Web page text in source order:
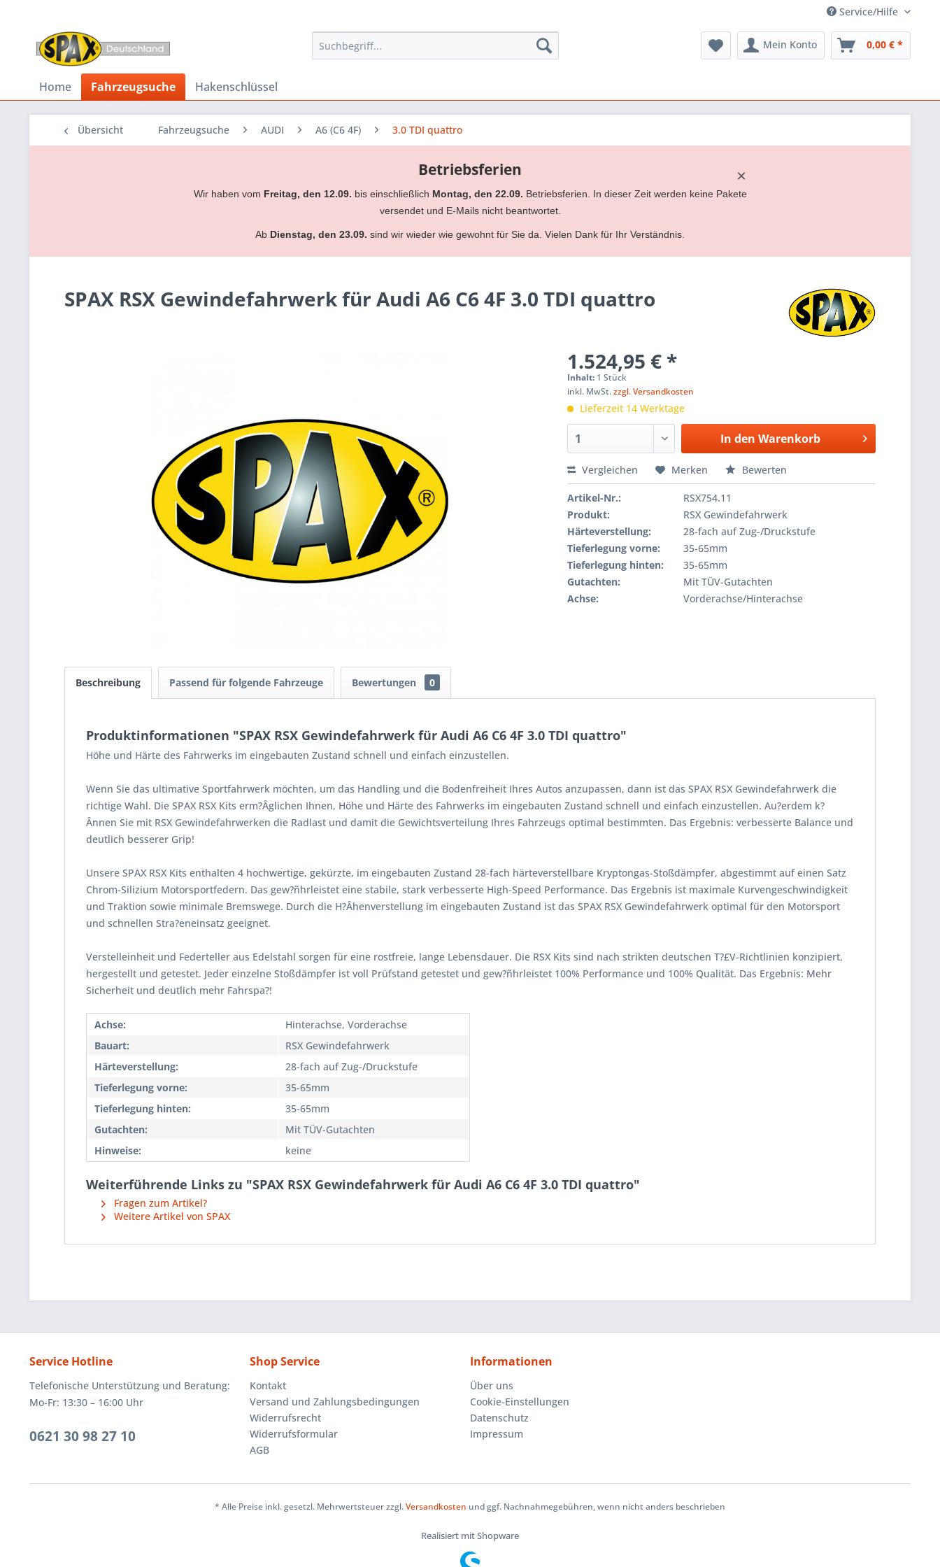
Service/Hilfe
Mein Konto 0,00 € *
Home Fahrzeugsuche Hakenschlüssel
Übersicht Fahrzeugsuche AUDI A6 (C6 4F) 3.0 TDI quattro
×
Betriebsferien
Wir haben vom Freitag, den 12.09. bis einschließlich Montag, den 22.09. Betriebsferien. In dieser Zeit werden keine Pakete
versendet und E-Mails nicht beantwortet.
Ab Dienstag, den 23.09. sind wir wieder wie gewohnt für Sie da. Vielen Dank für Ihr Verständnis.
SPAX RSX Gewindefahrwerk für Audi A6 C6 4F 3.0 TDI quattro
1.524,95 € *
Inhalt: 1 Stück
inkl. MwSt.zzgl. Versandkosten
Lieferzeit 14 Werktage
In den Warenkorb
Vergleichen Merken Bewerten
Artikel-Nr.:
RSX754.11
Produkt:
RSX Gewindefahrwerk
Härteverstellung:
28-fach auf Zug-/Druckstufe
Tieferlegung vorne:
35-65mm
Tieferlegung hinten:
35-65mm
Gutachten:
Mit TÜV-Gutachten
Achse:
Vorderachse/Hinterachse
Beschreibung Passend für folgende Fahrzeuge Bewertungen 0
Produktinformationen "SPAX RSX Gewindefahrwerk für Audi A6 C6 4F 3.0 TDI quattro"
Höhe und Härte des Fahrwerks im eingebauten Zustand schnell und einfach einzustellen.
Wenn Sie das ultimative Sportfahrwerk möchten, um das Handling und die Bodenfreiheit Ihres Autos anzupassen, dann ist das SPAX RSX Gewindefahrwerk die
richtige Wahl. Die SPAX RSX Kits erm?Âglichen Ihnen, Höhe und Härte des Fahrwerks im eingebauten Zustand schnell und einfach einzustellen. Au?erdem k?
Ânnen Sie mit RSX Gewindefahrwerken die Radlast und damit die Gewichtsverteilung Ihres Fahrzeugs optimal bestimmten. Das Ergebnis: verbesserte Balance und
deutlich besserer Grip!
Unsere SPAX RSX Kits enthalten 4 hochwertige, gekürzte, im eingebauten Zustand 28-fach härteverstellbare Kryptongas-Stoßdämpfer, abgestimmt auf einen Satz
Chrom-Silizium Motorsportfedern. Das gew?ñhrleistet eine stabile, stark verbesserte High-Speed Performance. Das Ergebnis ist maximale Kurvengeschwindigkeit
und Traktion sowie minimale Bremswege. Durch die H?Âhenverstellung im eingebauten Zustand ist das SPAX RSX Gewindefahrwerk optimal für den Motorsport
und schnellen Stra?eneinsatz geeignet.
Verstelleinheit und Federteller aus Edelstahl sorgen für eine rostfreie, lange Lebensdauer. Die RSX Kits sind nach strikten deutschen T?£V-Richtlinien konzipiert,
hergestellt und getestet. Jeder einzelne Stoßdämpfer ist voll Prüfstand getestet und gew?ñhrleistet 100% Performance und 100% Qualität. Das Ergebnis: Mehr
Sicherheit und deutlich mehr Fahrspa?!
Achse:
Hinterachse, Vorderachse
Bauart:
RSX Gewindefahrwerk
Härteverstellung:
28-fach auf Zug-/Druckstufe
Tieferlegung vorne:
35-65mm
Tieferlegung hinten:
35-65mm
Gutachten:
Mit TÜV-Gutachten
Hinweise:
keine
Weiterführende Links zu "SPAX RSX Gewindefahrwerk für Audi A6 C6 4F 3.0 TDI quattro"
Fragen zum Artikel?
Weitere Artikel von SPAX
Service Hotline
Telefonische Unterstützung und Beratung:
Mo-Fr: 13:30 – 16:00 Uhr
0621 30 98 27 10
Shop Service
Kontakt
Versand und Zahlungsbedingungen
Widerrufsrecht
Widerrufsformular
AGB
Informationen
Über uns
Cookie-Einstellungen
Datenschutz
Impressum
* Alle Preise inkl. gesetzl. Mehrwertsteuer zzgl.Versandkosten und ggf. Nachnahmegebühren, wenn nicht anders beschrieben
Realisiert mit Shopware